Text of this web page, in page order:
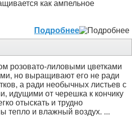
как ампельное
Подробнее
розовато-лиловыми цветками
но выращивают его не ради
а ради необычных листьев с
идущими от черешка к кончику
отыскать и трудно
тепло и влажный воздух. ...